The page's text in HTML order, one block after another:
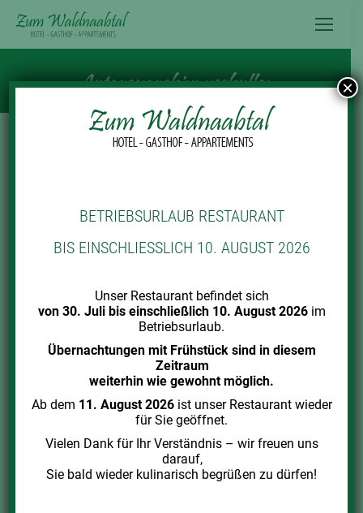
springen
Autorenarchiv:vschuller
Sohien-Höhle im Ahorntal
Wandern & Spaziergänge Vonvschuller 20. Mai 2021
Direkt bei der Burg Rabenstein. Beschilderung zur
BETRIEBSURLAUB RESTAURANT
BIS EINSCHLIESSLICH 10. AUGUST 2026
Unser Restaurant befindet sich
von 30. Juli bis einschließlich 10. August 2026 im
Betriebsurlaub.
Übernachtungen mit Frühstück sind in diesem
Zeitraum
weiterhin wie gewohnt möglich.
Ab dem 11. August 2026 ist unser Restaurant wieder
für Sie geöffnet.
Vielen Dank für Ihr Verständnis – wir freuen uns
darauf,
Sie bald wieder kulinarisch begrüßen zu dürfen!
×